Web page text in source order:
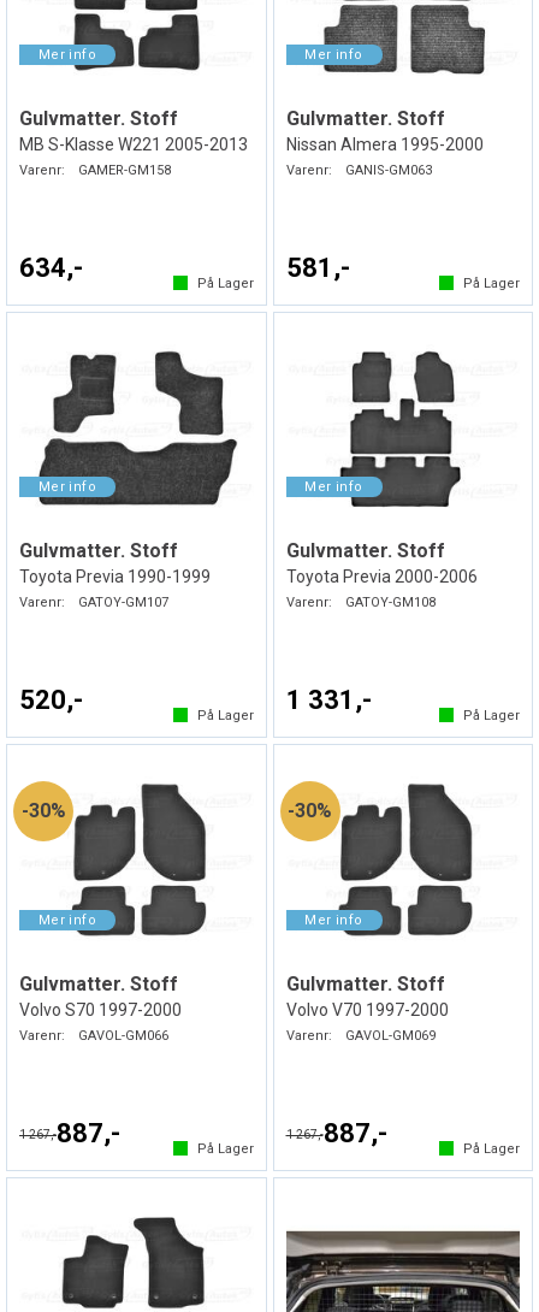
Gulvmatter. Stoff
MB S-Klasse W221 2005-2013
Varenr: GAMER-GM158
634,-
På Lager
Gulvmatter. Stoff
Nissan Almera 1995-2000
Varenr: GANIS-GM063
581,-
På Lager
Gulvmatter. Stoff
Toyota Previa 1990-1999
Varenr: GATOY-GM107
520,-
På Lager
Gulvmatter. Stoff
Toyota Previa 2000-2006
Varenr: GATOY-GM108
1 331,-
På Lager
30%
Gulvmatter. Stoff
Volvo S70 1997-2000
Varenr: GAVOL-GM066
1 267,-887,-
På Lager
30%
Gulvmatter. Stoff
Volvo V70 1997-2000
Varenr: GAVOL-GM069
1 267,-887,-
På Lager